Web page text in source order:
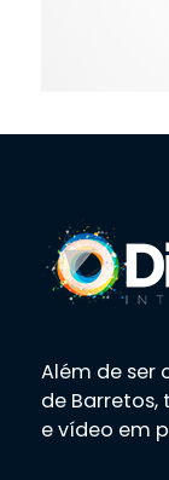
Além de ser
de
e vídeo em